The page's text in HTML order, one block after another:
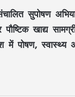
सुपोषण
पौष्टिक खाद्य
मेंपोषण,स्वास्थ्य